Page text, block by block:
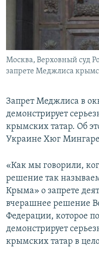
ПОБЕДИТЕЛЕЙ НЕ СУДЯТ?
КРЫМ.НЕПОКОРЕННЫЙ
УКРАИНСКАЯ ПРОБЛЕМА
ПРИСОЕДИНЯЙТЕСЬ!
Все сайты RFE/RL
Москва, Верховный суд
запрете Меджлиса
Запрет Меджлиса в
демонстрирует
крымских татар. Об
Украине Хюг
«Как мы говорили,
решение так
Крыма» о запрете
вчерашнее решение
Федерации, которое
демонстрирует
крымских татар в